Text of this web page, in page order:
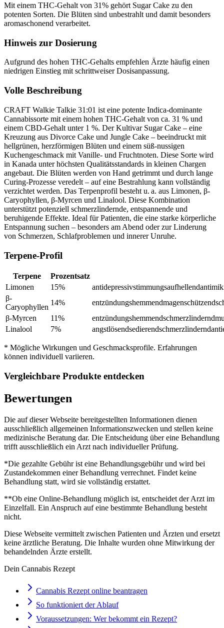
Mit einem THC-Gehalt von 31% gehört Sugar Cake zu den
potenten Sorten. Die Blüten sind unbestrahlt und damit besonders
aromaschonend verarbeitet.
Hinweis zur Dosierung
Aufgrund des hohen THC-Gehalts empfehlen Ärzte häufig einen
niedrigen Einstieg mit schrittweiser Dosisanpassung.
Volle Beschreibung
CRAFT Walkie Talkie 31:01 ist eine potente Indica-dominante
Cannabissorte mit einem hohen THC-Gehalt von ca. 31 % und
einem CBD-Gehalt unter 1 %. Der Kultivar Sugar Cake – eine
Kreuzung aus Divorce Cake und Jungle Cake – beeindruckt mit
hellgrünen, herzförmigen Blüten und einem süß-nussigen
Kuchengeschmack mit Vanille- und Fruchtnoten. Diese Sorte wird
in Kanada unter höchsten Qualitätsstandards in kleinen Chargen
angebaut. Die Blüten werden von Hand getrimmt und durch lange
Curing-Prozesse veredelt – auf eine Bestrahlung kann vollständig
verzichtet werden. Das Terpenprofil besteht u. a. aus Limonen, β-
Caryophyllen, β-Myrcen und Linalool. Diese Kombination
unterstützt potenziell schmerzlindernde, entspannende und
beruhigende Effekte. Ideal für Patienten, die eine starke körperliche
Entspannung suchen – besonders am Abend oder zur Linderung
von Schmerzen, Schlafproblemen und innerer Unruhe.
Terpene-Profil
Terpene
Prozentsatz
Limonen
15% antidepressivstimmungsaufhellend
β-
Caryophyllen
14% entzündungshemmendmagenschützend
β-Myrcen
11% entzündungshemmendschmerzlindernd
Linalool
7% angstlösendsedierendschmerzlindernd
* Mögliche Wirkungen und Geschmacksprofile. Erfahrungen
können individuell variieren.
Vergleichbare Produkte entdecken
Bewertungen
Die auf dieser Webseite bereitgestellten Informationen dienen
ausschließlich allgemeinen Informationszwecken und stellen keine
medizinische Beratung dar. Die Entscheidung über eine Behandlung
trifft ausschließlich ein Arzt nach individueller Prüfung.
*Die gezahlte Gebühr ist eine Behandlungsgebühr und wird bei
Zustandekommen einer Behandlung verrechnet. Findet keine
Behandlung statt, wird sie vollständig erstattet.
**Ob eine Online-Behandlung möglich ist, entscheidet der Arzt im
Einzelfall. Ein Anspruch auf eine bestimmte Behandlung besteht
nicht.
Diese Webseite vermittelt zwischen Patienten und Ärzten und ersetzt
keine ärztliche Beratung. Die Inhalte wurden ohne Mitwirkung der
behandelnden Ärzte erstellt.
Dein Cannabis Rezept
Cannabis Rezept online beantragen
So funktioniert der Ablauf
Voraussetzungen: Wer bekommt ein Rezept?